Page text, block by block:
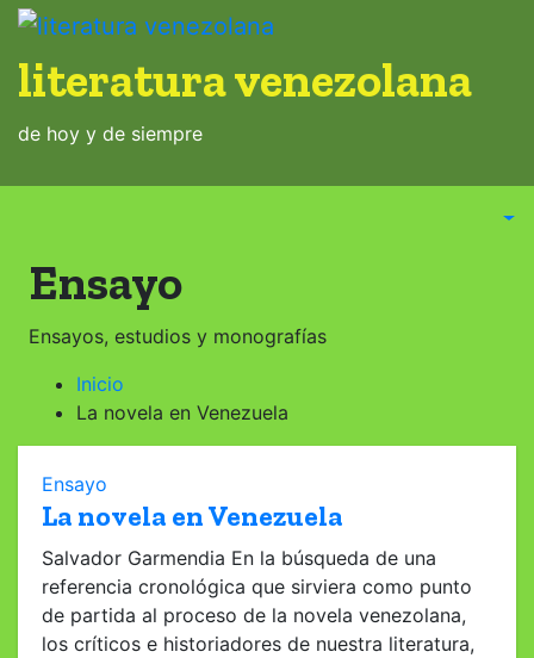
Saltar
contenido
literatura venezolana
de hoy y de siempre
Ensayo
Ensayos, estudios y monografías
Inicio
La novela en Venezuela
Ensayo
La novela en Venezuela
Salvador Garmendia En la búsqueda de una
referencia cronológica que sirviera como punto
de partida al proceso de la novela venezolana,
los críticos e historiadores de nuestra literatura,